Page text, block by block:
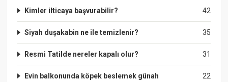
42
Kimler ilticaya başvurabilir?
35
Siyah duşakabin ne ile temizlenir?
31
Resmi Tatilde nereler kapalı olur?
22
Evin balkonunda köpek beslemek günah